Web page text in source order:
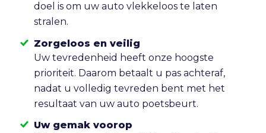
doel is om uw auto vlekkeloos te laten
stralen.
Zorgeloos en veilig
Uw tevredenheid heeft onze hoogste
prioriteit. Daarom betaalt u pas achteraf,
nadat u volledig tevreden bent met het
resultaat van uw auto poetsbeurt.
Uw gemak voorop